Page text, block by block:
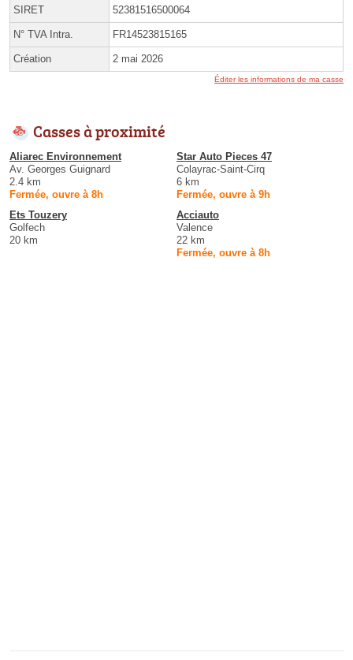
SIRET 52381516500064
N° TVA Intra. FR14523815165
Création 2 mai 2026
Éditer les informations de ma casse
Casses à proximité
Aliarec Environnement
Av. Georges Guignard
2.4 km
Fermée, ouvre à 8h
Star Auto Pieces 47
Colayrac-Saint-Cirq
6 km
Fermée, ouvre à 9h
Ets Touzery
Golfech
20 km
Acciauto
Valence
22 km
Fermée, ouvre à 8h